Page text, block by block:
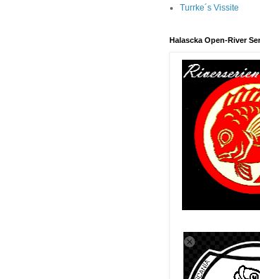
Turrke´s Vissite
Halascka Open-River